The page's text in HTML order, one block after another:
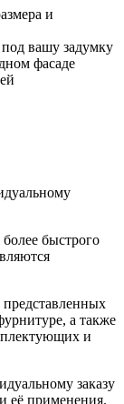
и
вашу задумку
фасаде
быстрого
представленных
а также
и
заказу
её применения.